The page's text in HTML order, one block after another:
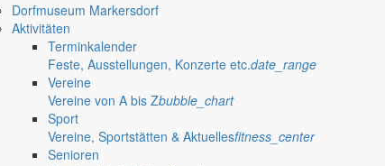
Dorfmuseum Markersdorf
Aktivitäten
Terminkalender
Feste, Ausstellungen, Konzerte etc.date_range
Vereine
Vereine von A bis Zbubble_chart
Sport
Vereine, Sportstätten & Aktuellesfitness_center
Senioren
Weitere Seiten entdecken
nature_people
Markersdorf